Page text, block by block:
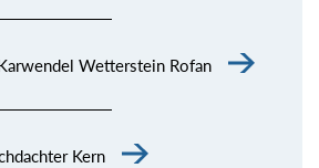
Wetterstein Rofan
Kern